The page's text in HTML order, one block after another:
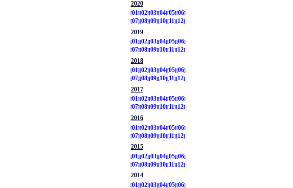
2020
01
02 03 04 05 06
07 08 09 10 11
12
2019
01
02 03 04 05 06
07 08 09 10 11
12
2018
01 02 03 04 05 06
07 08 09 10 11 12
2017
01 02 03 04 05 06
07 08 09 10 11 12
2016
01
02 03 04 05 06
07 08 09 10 11
12
2015
01
02 03 04 05 06
07 08 09 10 11
12
2014
01
02 03 04 05 06